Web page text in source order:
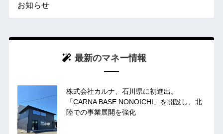
お知らせ
最新のマネー情報
株式会社カルナ、石川県に初進出。
「CARNA BASE NONOICHI」を開設し、北
陸での事業展開を強化